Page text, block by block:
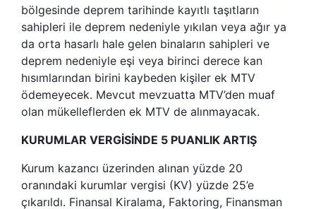
bölgesinde deprem tarihinde kayıtlı taşıtların
sahipleri ile deprem nedeniyle yıkılan veya ağır ya
da orta hasarlı hale gelen binaların sahipleri ve
deprem nedeniyle eşi veya birinci derece kan
hısımlarından birini kaybeden kişiler ek MTV
ödemeyecek. Mevcut mevzuatta MTV’den muaf
olan mükelleflerden ek MTV de alınmayacak.
KURUMLAR VERGİSİNDE 5 PUANLIK ARTIŞ
Kurum kazancı üzerinden alınan yüzde 20
oranındaki kurumlar vergisi (KV) yüzde 25’e
çıkarıldı. Finansal Kiralama, Faktoring, Finansman